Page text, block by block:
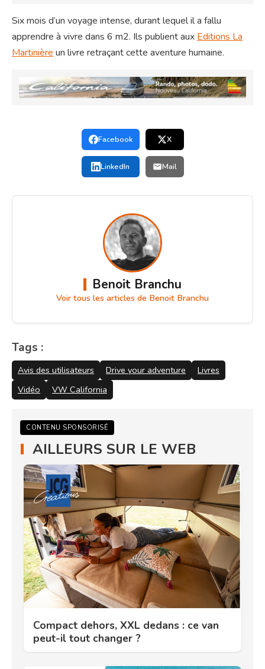
Six mois d’un voyage intense, durant lequel il a fallu
apprendre à vivre dans 6 m2. Ils publient aux Editions La
Martinière un livre retraçant cette aventure humaine.
Facebook X
LinkedIn Mail
Benoit Branchu
Voir tous les articles de Benoit Branchu
Tags :
Avis des utilisateurs Drive your adventure
Livres
Vidéo
VW California
CONTENU SPONSORISÉ
AILLEURS SUR LE WEB
Compact dehors, XXL dedans : ce van
peut-il tout changer ?